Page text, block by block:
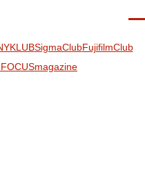
SigmaClubFujifilmClub
FOCUSmagazine